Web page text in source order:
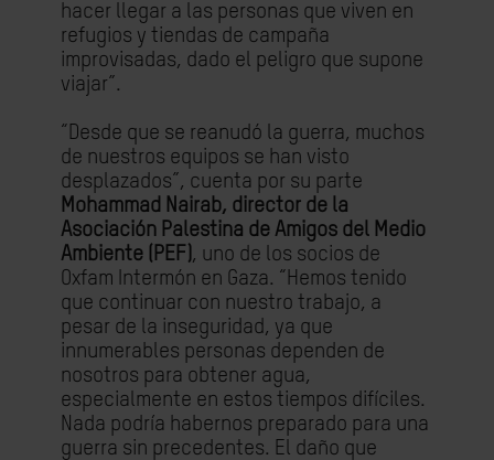
hacer llegar a las personas que viven en
refugios y tiendas de campaña
improvisadas, dado el peligro que supone
viajar”.
“Desde que se reanudó la guerra, muchos
de nuestros equipos se han visto
desplazados”, cuenta por su parte
Mohammad Nairab, director de la
Asociación Palestina de Amigos del Medio
Ambiente (PEF) , uno de los socios de
Oxfam Intermón en Gaza. “Hemos tenido
que continuar con nuestro trabajo, a
pesar de la inseguridad, ya que
innumerables personas dependen de
nosotros para obtener agua,
especialmente en estos tiempos difíciles.
Nada podría habernos preparado para una
guerra sin precedentes. El daño que